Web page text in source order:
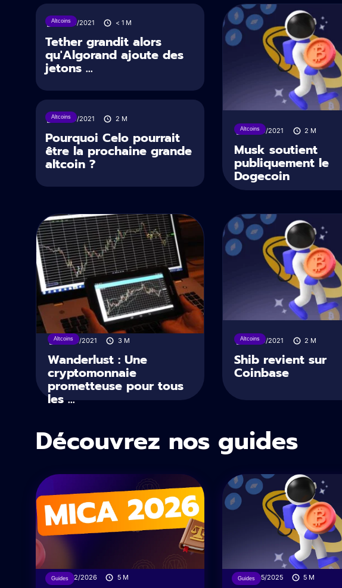
Altcoins
13/09/2021 < 1 M
Tether grandit alors
qu'Algorand ajoute des
jetons ...
Altcoins
13/09/2021 2 M
Pourquoi Celo pourrait
être la prochaine grande
altcoin ?
Altcoins
13/09/2021 2 M
Musk soutient
publiquement le
Dogecoin
Altcoins
13/09/2021 3 M
Wanderlust : Une
cryptomonnaie
prometteuse pour tous
les ...
Altcoins
10/09/2021 2 M
Shib revient sur
Coinbase
Découvrez nos guides
Guides27/02/2026 5 M Guides30/05/2025 5 M